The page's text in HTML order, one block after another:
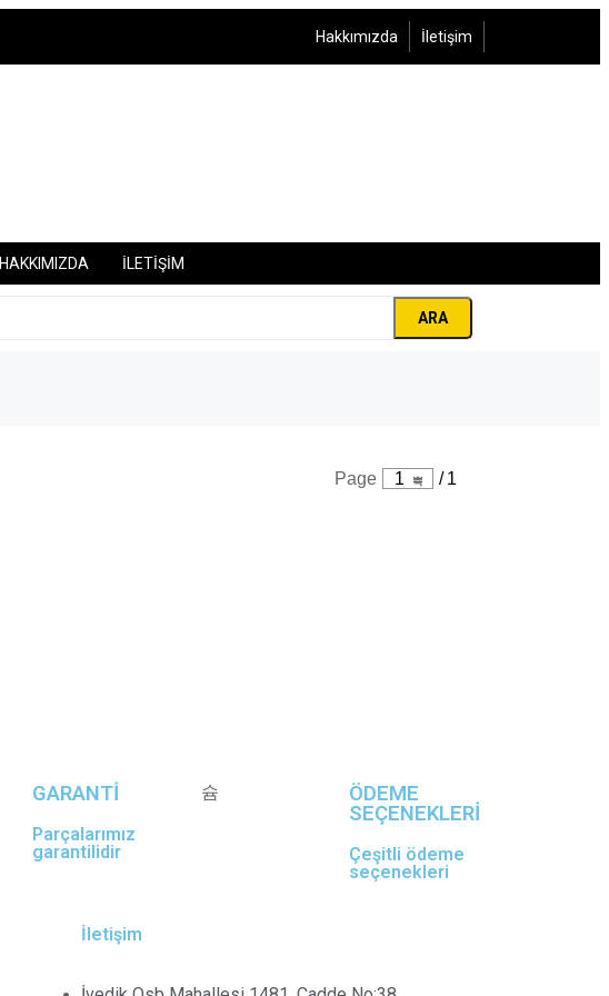
Hakkımızda İletişim
HAKKIMIZDA İLETİŞİM
ARA
Page 1 / 1
GARANTİ
Parçalarımız
garantilidir
ÖDEME
SEÇENEKLERİ
Çeşitli ödeme
seçenekleri
İletişim